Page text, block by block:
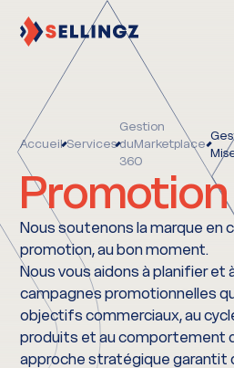
AccueilServices
Gestion
duMarketplace
360
Promotion
Nous soutenons la marque en
promotion, au bon moment.
Nous vous aidons à planifier et
campagnes promotionnelles
objectifs commerciaux, au
produits et au comportement
approche stratégique garantit